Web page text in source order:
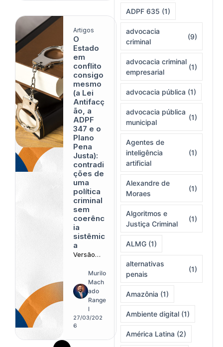
Artigos
O
Estado
em
conflito
consigo
mesmo
(a Lei
Antifacç
ão, a
ADPF
347 e o
Plano
Pena
Justa):
contradi
ções de
uma
política
criminal
sem
coerênc
ia
sistêmic
a
Versão
da do
artigo
submetido
à Revista
Brasileira
de
Ciências
Murilo
Mach
ado
Range
l
27/03/202
6
ADPF 635 (1)
advocacia
criminal
(9)
advocacia criminal
empresarial
(1)
advocacia pública (1)
advocacia pública
municipal
(1)
Agentes de
inteligência
artificial
(1)
Alexandre de
Moraes
(1)
Algoritmos e
Justiça Criminal
(1)
ALMG (1)
alternativas
penais
(1)
Amazônia (1)
Ambiente digital (1)
América Latina (2)